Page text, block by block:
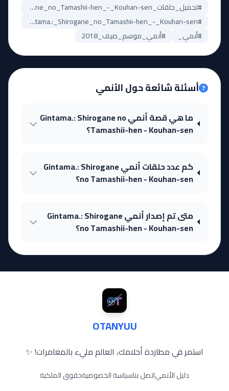
#تحميل_حلقات_Gintama.:_Shirogane_no_Tamashii-hen_-_Kouhan-sen
#Gintama.:_Shirogane_no_Tamashii-hen_-_Kouhan-sen_مترجم
#أنمي_
#أنمي_موسم_صيف_2018
أسئلة شائعة حول الأنمي
ما هي قصة أنمي Gintama.: Shirogane no
Tamashii-hen - Kouhan-sen؟
كم عدد حلقات أنمي Gintama.: Shirogane
no Tamashii-hen - Kouhan-sen؟
متى تم إصدار أنمي Gintama.: Shirogane
no Tamashii-hen - Kouhan-sen؟
OTANYUU
استمر في مطاردة أحلامك، العالم مليء بالمغامرات! ✨
دليل الأنمياتصل بناسياسة الخصوصيةحقوق الملكية